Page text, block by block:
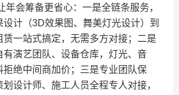
年会筹备更省心：一是全链条服务，
设计（3D效果图、舞美灯光设计）到
赁一站式搞定，无需多方对接；二是
有演艺团队、设备仓库，灯光、音
拒绝中间商加价；三是专业团队保
设计师、施工人员全程专人对接，